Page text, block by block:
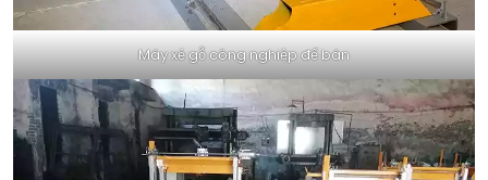
Máy xẻ gỗ công nghiệp để bán